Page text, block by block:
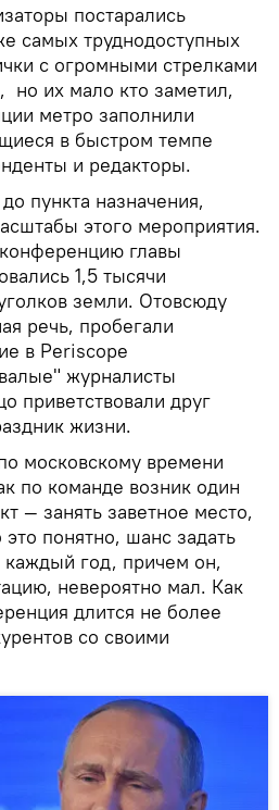
постарались
самых труднодоступных
с огромными стрелками
их мало кто заметил,
метро заполнили
в быстром темпе
и редакторы.
пункта назначения,
этого мероприятия.
главы
1,5 тысячи
земли. Отовсюду
речь, пробегали
в Periscope
журналисты
приветствовали друг
жизни.
московскому времени
по команде возник один
— занять заветное место,
понятно, шанс задать
каждый год, причем он,
невероятно мал. Как
длится не более
со своими